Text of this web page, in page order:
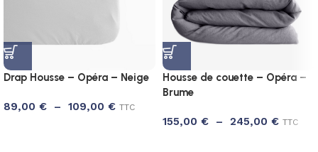
Drap Housse – Opéra – Neige
89,00 € – 109,00 € TTC
Housse de couette – Opéra –
Brume
155,00 € – 245,00 € TTC